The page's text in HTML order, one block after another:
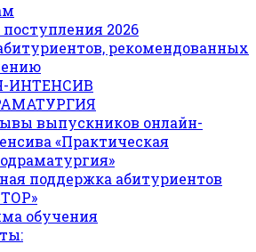
2026
рекомендованных
ИНТЕНСИВ
выпускников онлайн-
«Практическая
поддержка абитуриентов
обучения